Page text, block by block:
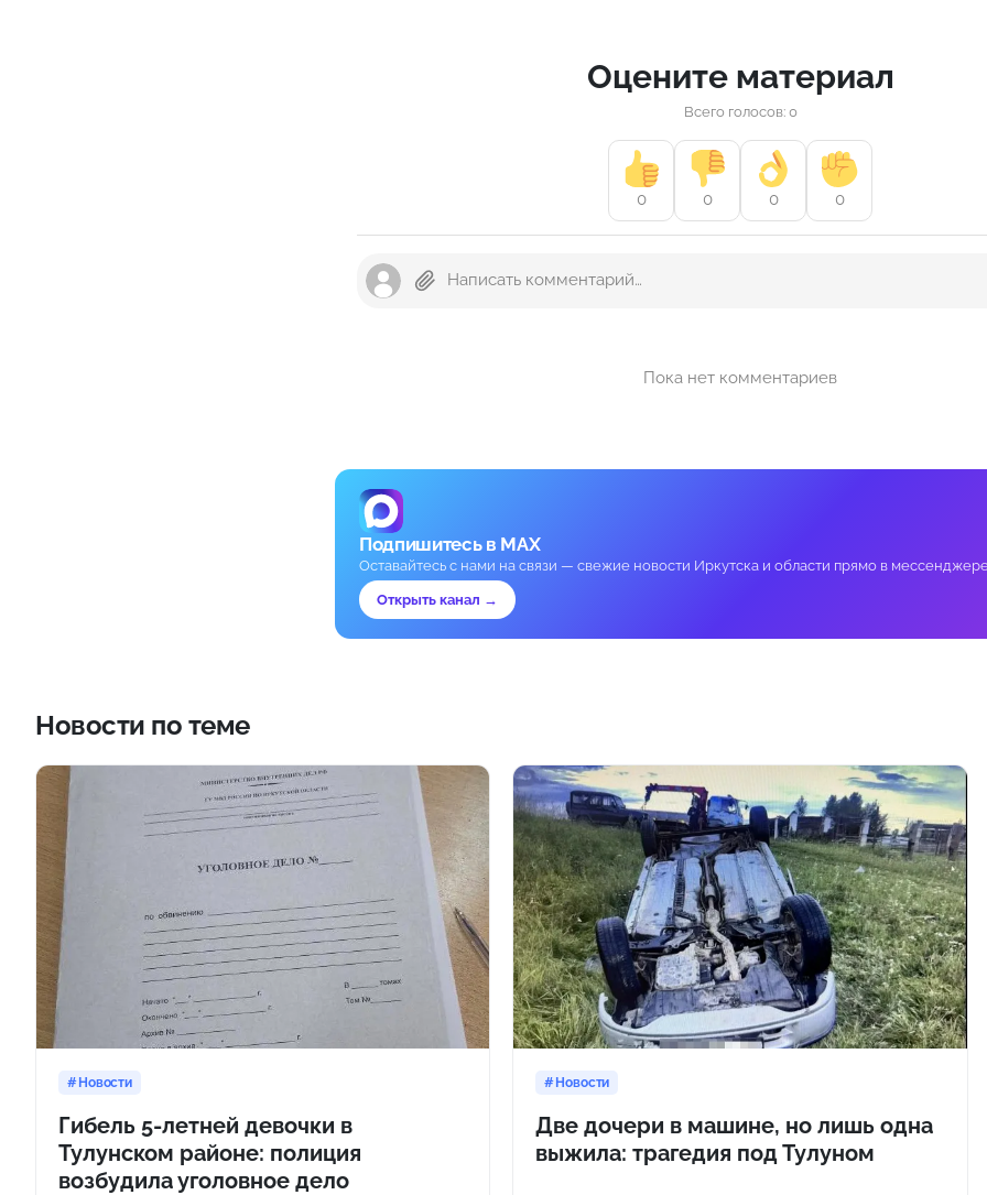
Оцените материал
Всего голосов: 0
0 0 0 0
Пока нет комментариев
Подпишитесь в MAX
Оставайтесь с нами на связи — свежие новости Иркутска и области прямо в
Открыть канал →
Новости по теме
Новости
Гибель 5-летней девочки в
Тулунском районе: полиция
возбудила уголовное дело
Новости
Две дочери в машине, но лишь одна
выжила: трагедия под Тулуном